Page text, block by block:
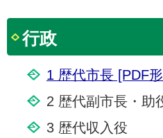
行政
1 歴代市長 [PDF
2 歴代副市長・助
3 歴代収入役